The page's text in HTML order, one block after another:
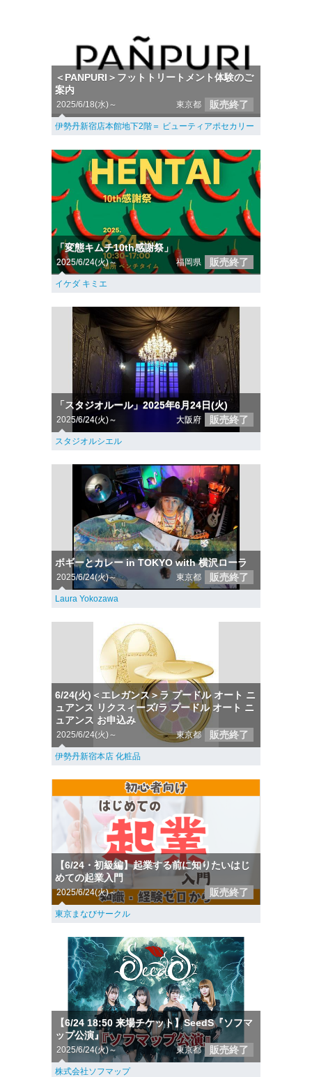
＜PANPURI＞フットトリートメント体験のご
案内
2025/6/18(水)～ 東京都 販売終了
伊勢丹新宿店本館地下2階＝ ビューティアポセカリー
「変態キムチ10th感謝祭」
2025/6/24(火)～ 福岡県 販売終了
イケダ キミエ
「スタジオルール」2025年6月24日(火)
2025/6/24(火)～ 大阪府 販売終了
スタジオルシエル
ボギーとカレー in TOKYO with 横沢ローラ
2025/6/24(火)～ 東京都 販売終了
Laura Yokozawa
6/24(火)＜エレガンス＞ラ プードル オート ニ
ュアンス リクスィーズ/ラ プードル オート ニ
ュアンス お申込み
2025/6/24(火)～ 東京都 販売終了
伊勢丹新宿本店 化粧品
【6/24・初級編】起業する前に知りたいはじ
めての起業入門
2025/6/24(火)～ 販売終了
東京まなびサークル
【6/24 18:50 来場チケット】SeedS『ソフマ
ップ公演』
2025/6/24(火)～ 東京都 販売終了
株式会社ソフマップ